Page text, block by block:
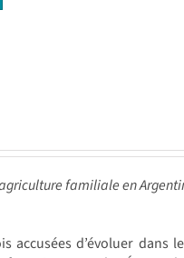
familiale en
accusées d’évoluer